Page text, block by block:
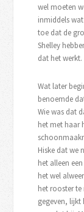
wel moeten
inmiddels
toe dat de
Shelley
dat het
Wat later
benoemde
Wie was dat
het met haar
Hiske dat we
het alleen
het wel
het rooster te
gegeven, lijkt